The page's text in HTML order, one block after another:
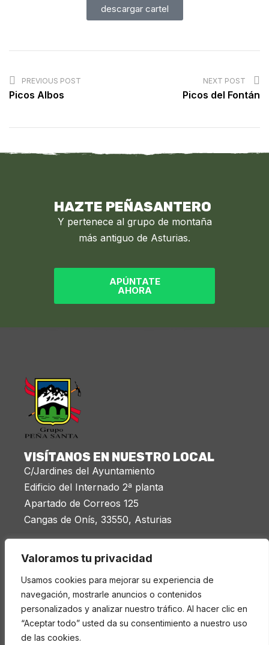
Valoramos tu privacidad
Usamos cookies para mejorar su experiencia de
navegación, mostrarle anuncios o contenidos
personalizados y analizar nuestro tráfico. Al hacer clic en
“Aceptar todo” usted da su consentimiento a nuestro uso
de las cookies.
descargar cartel
PREVIOUS POST
Picos Albos
NEXT POST
Picos del Fontán
HAZTE PEÑASANTERO
Y pertenece al grupo de montaña
más antiguo de Asturias.
APÚNTATE
AHORA
VISÍTANOS EN NUESTRO LOCAL
C/Jardines del Ayuntamiento
Edificio del Internado 2ª planta
Apartado de Correos 125
Cangas de Onís, 33550, Asturias
LEGAL
Aviso legal
Política de privacidad
Cookies